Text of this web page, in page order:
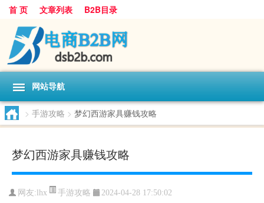
首 页 文章列表 B2B目录
网站导航
> 手游攻略 > 梦幻西游家具赚钱攻略
梦幻西游家具赚钱攻略
网友:lhx 手游攻略 2024-04-28 17:50:02